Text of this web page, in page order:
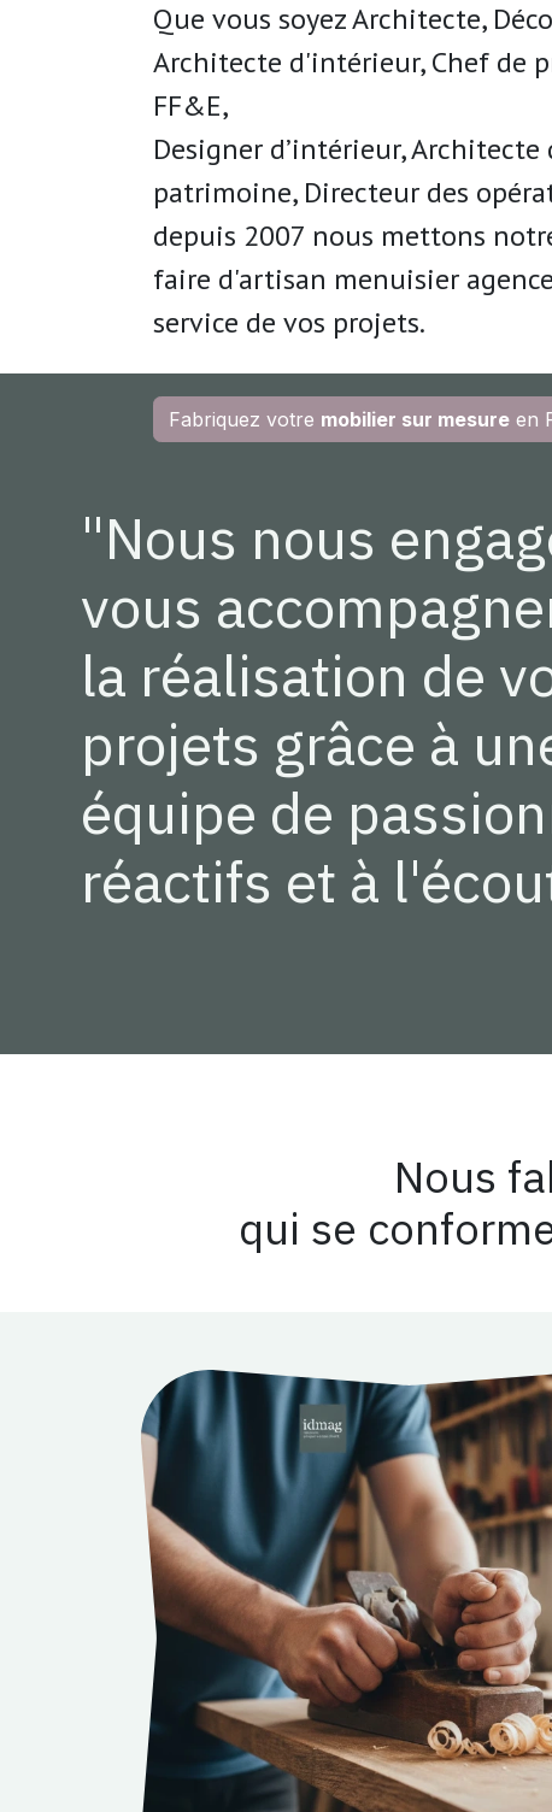
Que vous soyez Architecte,
Architecte d'intérieur, Chef de
FF&E,
Designer d’intérieur, Architecte
patrimoine, Directeur des
depuis 2007 nous mettons
faire d'artisan menuisier
service de vos projets.
Fabriquez votre mobilier sur mesure en
"Nous nous
vous
la réalisation de
projets grâce à
équipe de
réactifs et à
Nous
qui se